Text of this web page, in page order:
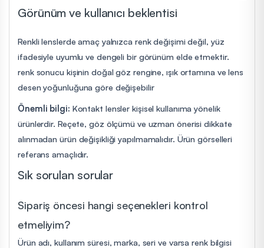
Görünüm ve kullanıcı beklentisi
Renkli lenslerde amaç yalnızca renk değişimi değil, yüz
ifadesiyle uyumlu ve dengeli bir görünüm elde etmektir.
renk sonucu kişinin doğal göz rengine, ışık ortamına ve lens
desen yoğunluğuna göre değişebilir
Önemli bilgi: Kontakt lensler kişisel kullanıma yönelik
ürünlerdir. Reçete, göz ölçümü ve uzman önerisi dikkate
alınmadan ürün değişikliği yapılmamalıdır. Ürün görselleri
referans amaçlıdır.
Sık sorulan sorular
Sipariş öncesi hangi seçenekleri kontrol
etmeliyim?
Ürün adı, kullanım süresi, marka, seri ve varsa renk bilgisi